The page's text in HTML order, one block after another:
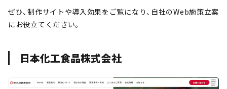
ぜひ、制作サイトや導入効果をご覧になり、自社のWeb施策立案
にお役立てください。
日本化工食品株式会社